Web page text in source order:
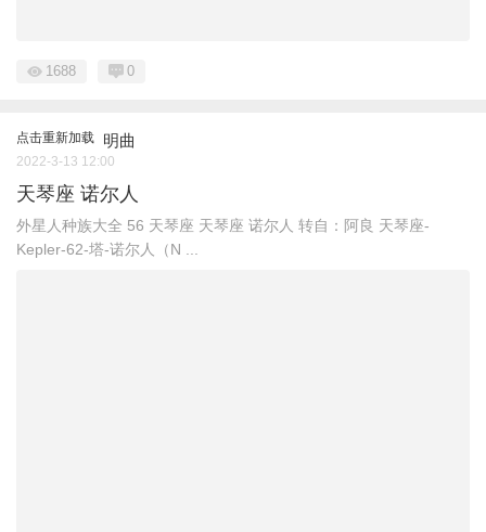
1688 0
点击重新加载 明曲
2022-3-13 12:00
天琴座 诺尔人
外星人种族大全 ​56 天琴座 天琴座 诺尔人 转自：阿良 天琴座-
Kepler-62-塔-诺尔人（N ...